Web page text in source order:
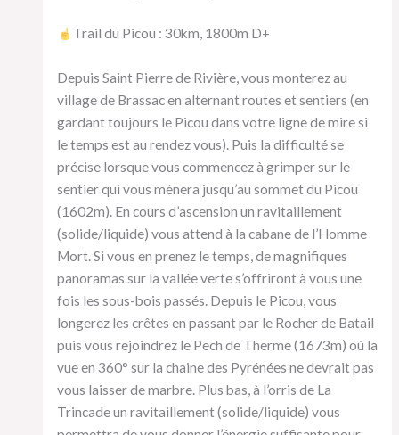
Trail du Picou : 30km, 1800m D+
Depuis Saint Pierre de Rivière, vous monterez au
village de Brassac en alternant routes et sentiers (en
gardant toujours le Picou dans votre ligne de mire si
le temps est au rendez vous). Puis la difficulté se
précise lorsque vous commencez à grimper sur le
sentier qui vous mènera jusqu’au sommet du Picou
(1602m). En cours d’ascension un ravitaillement
(solide/liquide) vous attend à la cabane de l’Homme
Mort. Si vous en prenez le temps, de magnifiques
panoramas sur la vallée verte s’offriront à vous une
fois les sous-bois passés. Depuis le Picou, vous
longerez les crêtes en passant par le Rocher de Batail
puis vous rejoindrez le Pech de Therme (1673m) où la
vue en 360° sur la chaine des Pyrénées ne devrait pas
vous laisser de marbre. Plus bas, à l’orris de La
Trincade un ravitaillement (solide/liquide) vous